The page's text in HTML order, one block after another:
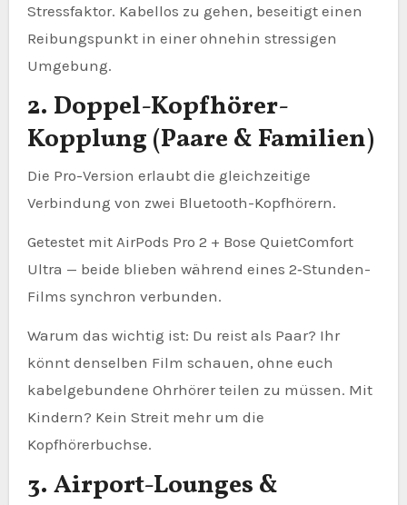
Stressfaktor. Kabellos zu gehen, beseitigt einen
Reibungspunkt in einer ohnehin stressigen
Umgebung.
2. Doppel-Kopfhörer-
Kopplung (Paare & Familien)
Die Pro-Version erlaubt die gleichzeitige
Verbindung von zwei Bluetooth-Kopfhörern.
Getestet mit AirPods Pro 2 + Bose QuietComfort
Ultra — beide blieben während eines 2‑Stunden-
Films synchron verbunden.
Warum das wichtig ist: Du reist als Paar? Ihr
könnt denselben Film schauen, ohne euch
kabelgebundene Ohrhörer teilen zu müssen. Mit
Kindern? Kein Streit mehr um die
Kopfhörerbuchse.
3. Airport-Lounges &